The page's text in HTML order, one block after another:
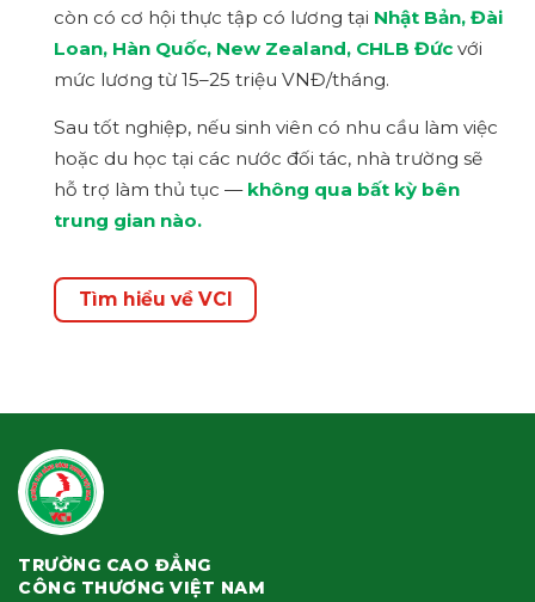
còn có cơ hội thực tập có lương tại Nhật Bản, Đài
Loan, Hàn Quốc, New Zealand, CHLB Đức với
mức lương từ 15–25 triệu VNĐ/tháng.
Sau tốt nghiệp, nếu sinh viên có nhu cầu làm việc
hoặc du học tại các nước đối tác, nhà trường sẽ
hỗ trợ làm thủ tục — không qua bất kỳ bên
trung gian nào.
Tìm hiểu về VCI
TRƯỜNG CAO ĐẲNG
CÔNG THƯƠNG VIỆT NAM